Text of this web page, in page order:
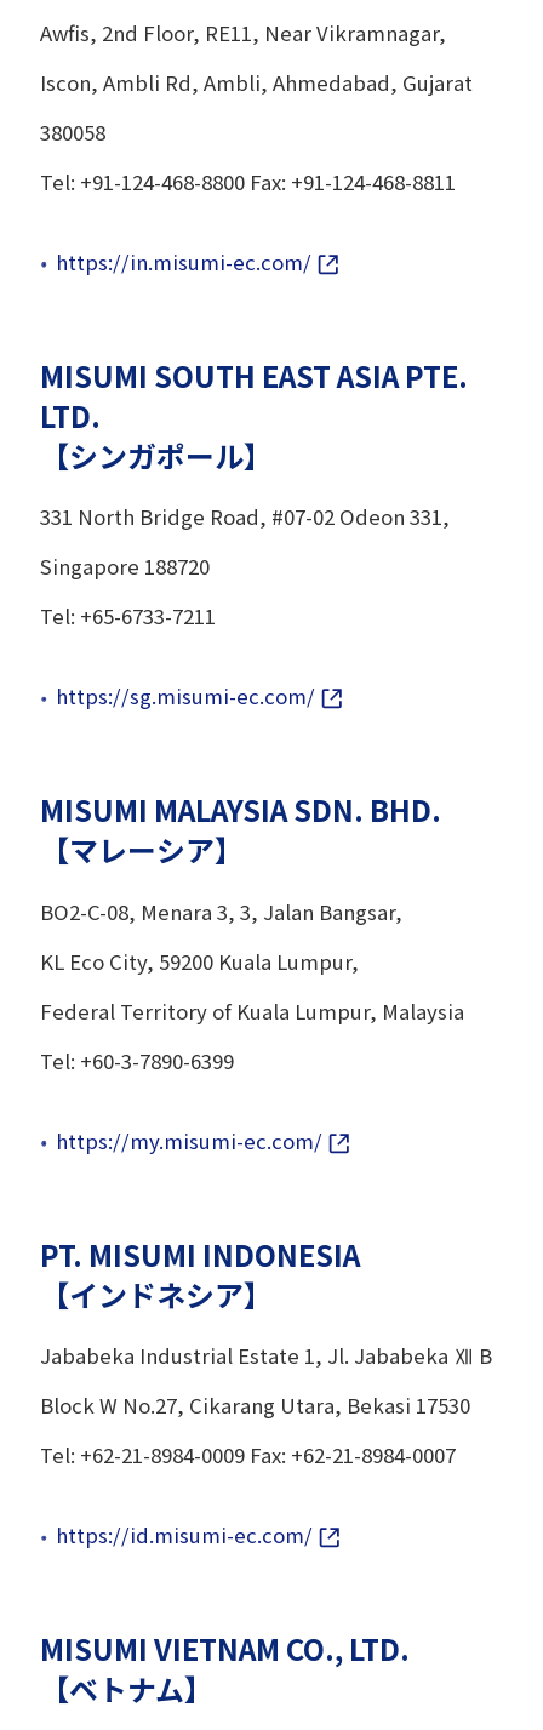
Awfis, 2nd Floor, RE11, Near Vikramnagar,
Iscon, Ambli Rd, Ambli, Ahmedabad, Gujarat
380058
Tel: +91-124-468-8800 Fax: +91-124-468-8811
https://in.misumi-ec.com/
MISUMI SOUTH EAST ASIA PTE.
LTD.
【シンガポール】
331 North Bridge Road, #07-02 Odeon 331,
Singapore 188720
Tel: +65-6733-7211
https://sg.misumi-ec.com/
MISUMI MALAYSIA SDN. BHD.
【マレーシア】
BO2-C-08, Menara 3, 3, Jalan Bangsar,
KL Eco City, 59200 Kuala Lumpur,
Federal Territory of Kuala Lumpur, Malaysia
Tel: +60-3-7890-6399
https://my.misumi-ec.com/
PT. MISUMI INDONESIA
【インドネシア】
Jababeka Industrial Estate 1, Jl. Jababeka Ⅻ B
Block W No.27, Cikarang Utara, Bekasi 17530
Tel: +62-21-8984-0009 Fax: +62-21-8984-0007
https://id.misumi-ec.com/
MISUMI VIETNAM CO., LTD.
【ベトナム】